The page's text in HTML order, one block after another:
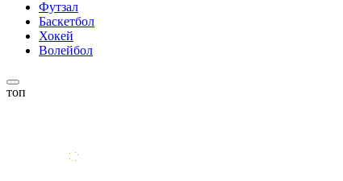
Футзал
Баскетбол
Хокей
Волейбол
топ